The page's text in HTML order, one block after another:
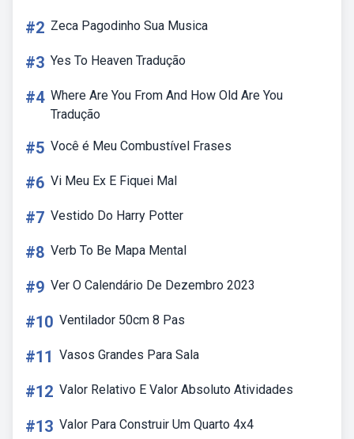
#2 Zeca Pagodinho Sua Musica
#3 Yes To Heaven Tradução
#4 Where Are You From And How Old Are You
Tradução
#5 Você é Meu Combustível Frases
#6 Vi Meu Ex E Fiquei Mal
#7 Vestido Do Harry Potter
#8 Verb To Be Mapa Mental
#9 Ver O Calendário De Dezembro 2023
#10 Ventilador 50cm 8 Pas
#11 Vasos Grandes Para Sala
#12 Valor Relativo E Valor Absoluto Atividades
#13 Valor Para Construir Um Quarto 4x4